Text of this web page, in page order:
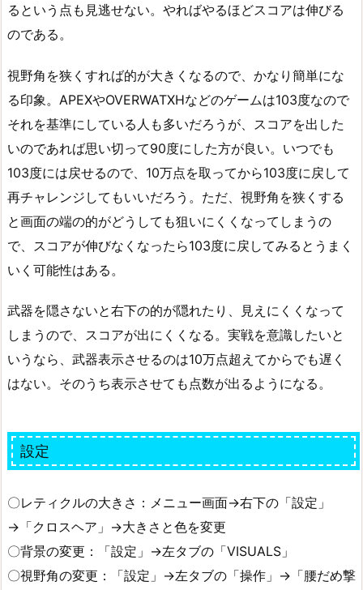
るという点も見逃せない。やればやるほどスコアは伸びる
のである。
視野角を狭くすれば的が大きくなるので、かなり簡単にな
る印象。APEXやOVERWATXHなどのゲームは103度なので
それを基準にしている人も多いだろうが、スコアを出した
いのであれば思い切って90度にした方が良い。いつでも
103度には戻せるので、10万点を取ってから103度に戻して
再チャレンジしてもいいだろう。ただ、視野角を狭くする
と画面の端の的がどうしても狙いにくくなってしまうの
で、スコアが伸びなくなったら103度に戻してみるとうまく
いく可能性はある。
武器を隠さないと右下の的が隠れたり、見えにくくなって
しまうので、スコアが出にくくなる。実戦を意識したいと
いうなら、武器表示させるのは10万点超えてからでも遅く
はない。そのうち表示させても点数が出るようになる。
設定
〇レティクルの大きさ：メニュー画面→右下の「設定」
→「クロスヘア」→大きさと色を変更
〇背景の変更：「設定」→左タブの「VISUALS」
〇視野角の変更：「設定」→左タブの「操作」→「腰だめ撃